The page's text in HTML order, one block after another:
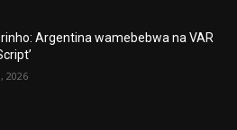
Argentina wamebebwa na VAR
2026